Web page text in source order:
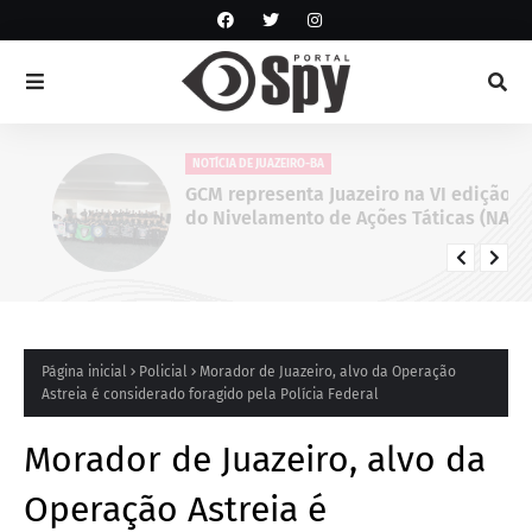
NOTÍCIA DE JUAZEIRO-BA
GCM representa Juazeiro na VI edição
do Nivelamento de Ações Táticas (NAT-
ROMU), em Cabo de Santo Agostinho
Página inicial Policial
Morador de Juazeiro, alvo da Operação
Astreia é considerado foragido pela Polícia Federal
Morador de Juazeiro, alvo da
Operação Astreia é